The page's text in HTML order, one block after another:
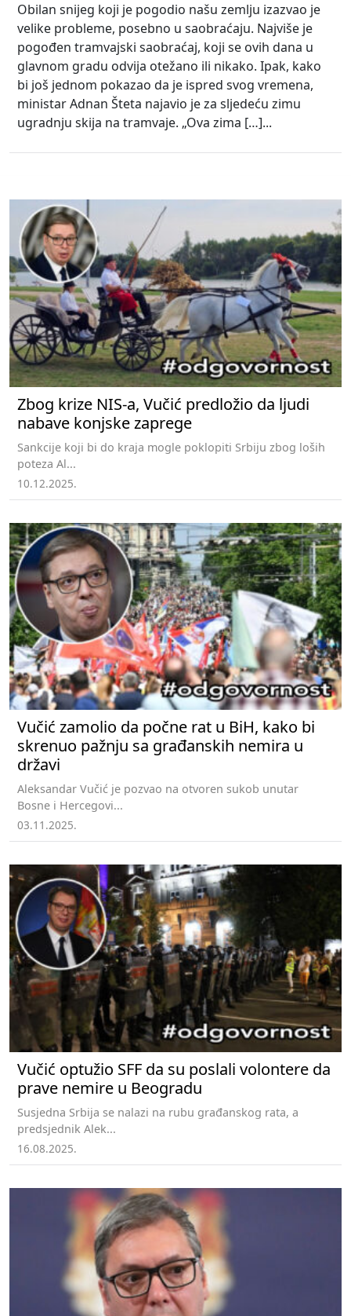
Obilan snijeg koji je pogodio našu zemlju izazvao je
velike probleme, posebno u saobraćaju. Najviše je
pogođen tramvajski saobraćaj, koji se ovih dana u
glavnom gradu odvija otežano ili nikako. Ipak, kako
bi još jednom pokazao da je ispred svog vremena,
ministar Adnan Šteta najavio je za sljedeću zimu
ugradnju skija na tramvaje. „Ova zima […]...
Zbog krize NIS-a, Vučić predložio da ljudi
nabave konjske zaprege
Sankcije koji bi do kraja mogle poklopiti Srbiju zbog loših
poteza Al...
10.12.2025.
Vučić zamolio da počne rat u BiH, kako bi
skrenuo pažnju sa građanskih nemira u
državi
Aleksandar Vučić je pozvao na otvoren sukob unutar
Bosne i Hercegovi...
03.11.2025.
Vučić optužio SFF da su poslali volontere da
prave nemire u Beogradu
Susjedna Srbija se nalazi na rubu građanskog rata, a
predsjednik Alek...
16.08.2025.